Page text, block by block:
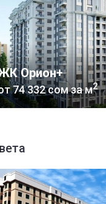
Орион+
‍74 332 сомза м2